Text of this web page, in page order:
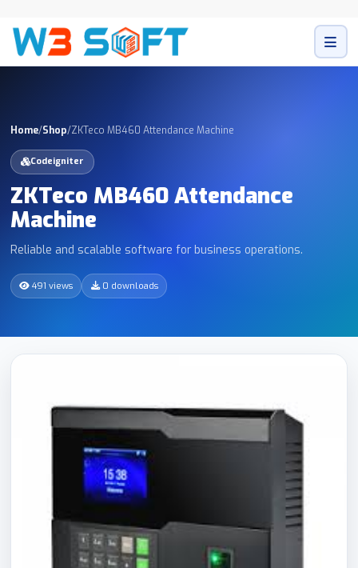
Home/Shop/ZKTeco MB460 Attendance Machine
Codeigniter
ZKTeco MB460 Attendance
Machine
Reliable and scalable software for business operations.
491 views 0 downloads